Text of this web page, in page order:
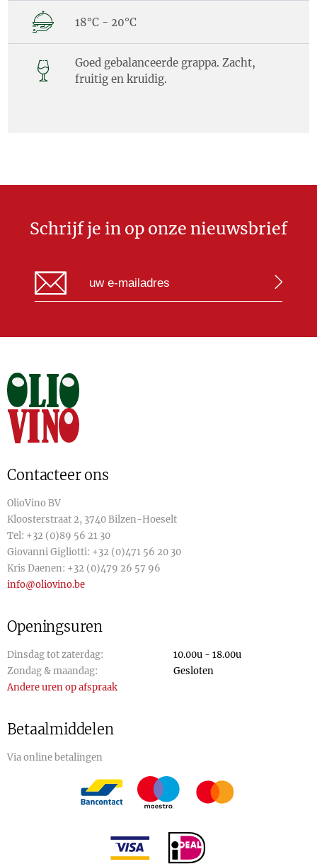
18°C - 20°C
Goed gebalanceerde grappa. Zacht,
fruitig en kruidig.
Schrijf je in op onze nieuwsbrief
Contacteer ons
OlioVino BV
Kloosterstraat 2, 3740 Bilzen-Hoeselt
Tel: +32 (0)89 56 21 30
Giovanni Gigliotti: +32 (0)471 56 20 30
Kris Daenen: +32 (0)479 26 57 96
info@oliovino.be
Openingsuren
Dinsdag tot zaterdag:
10.00u - 18.00u
Zondag & maandag:
Gesloten
Andere uren op afspraak
Betaalmiddelen
Via online betalingen